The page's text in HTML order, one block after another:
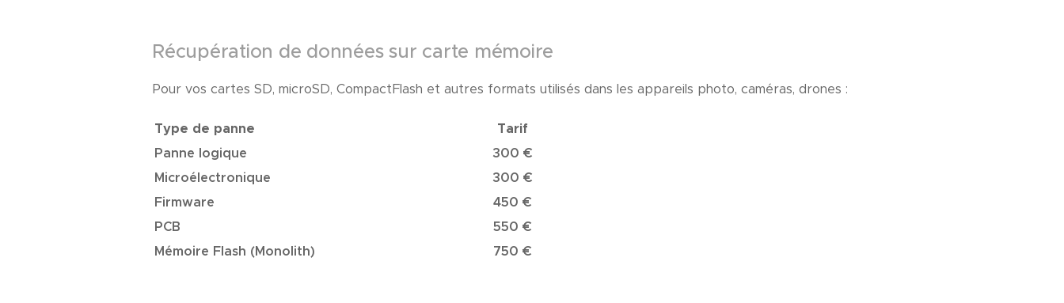
Récupération de données sur carte mémoire
Pour vos cartes SD, microSD, CompactFlash et autres formats utilisés dans les appareils photo, caméras, drones :
Type de panne
Tarif
Panne logique
300 €
Microélectronique
300 €
Firmware
450 €
PCB
550 €
Mémoire Flash (Monolith)
750 €